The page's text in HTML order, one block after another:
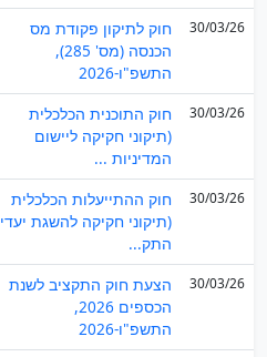
30/03/26
חוק לתיקון פקודת מס
הכנסה (מס' 285),
התשפ"ו-2026
30/03/26
חוק התוכנית הכלכלית
(תיקוני חקיקה ליישום
המדיניות ...
30/03/26
חוק ההתייעלות הכלכלית
(תיקוני חקיקה להשגת יעדי
התק...
30/03/26
הצעת חוק התקציב לשנת
הכספים 2026,
התשפ"ו-2026